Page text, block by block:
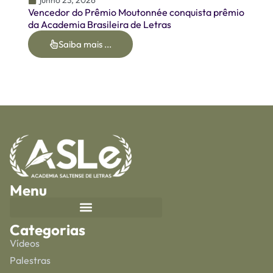
Vencedor do Prêmio Moutonnée conquista prêmio
da Academia Brasileira de Letras
Saiba mais ...
Menu
Categorias
Vídeos
Palestras